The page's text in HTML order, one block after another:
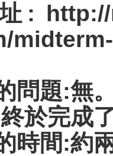
: http://
問題:無
於完成
時間:約